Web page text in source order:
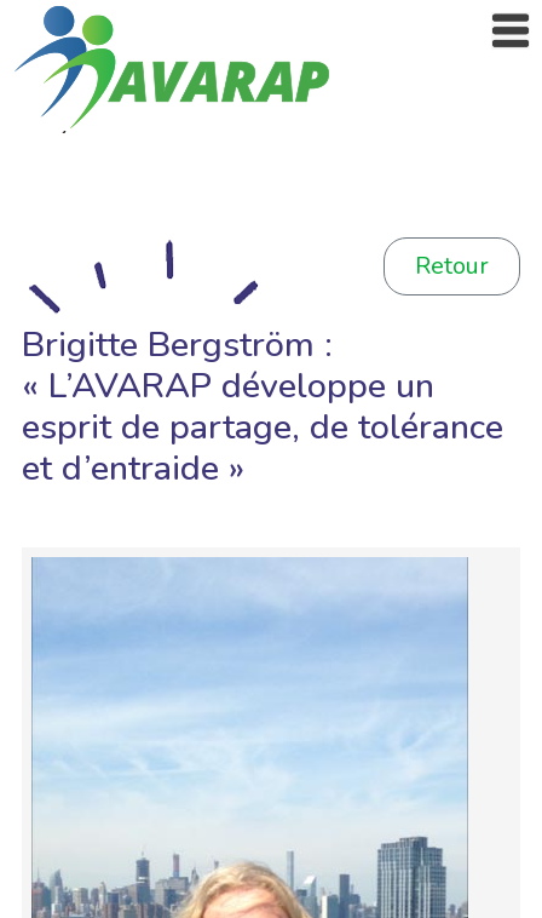
Retour
Brigitte Bergström :
« L’AVARAP développe un
esprit de partage, de tolérance
et d’entraide »